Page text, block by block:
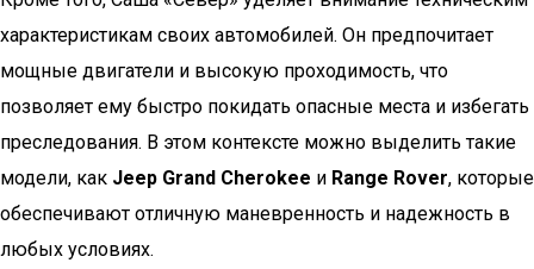
характеристикам своих автомобилей. Он предпочитает
мощные двигатели и высокую проходимость, что
позволяет ему быстро покидать опасные места и избегать
преследования. В этом контексте можно выделить такие
модели, как Jeep Grand Cherokee и Range Rover, которые
обеспечивают отличную маневренность и надежность в
любых условиях.